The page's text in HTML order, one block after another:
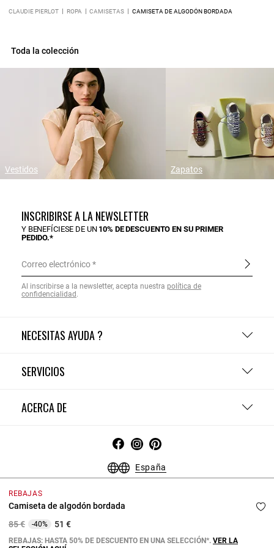
REBAJAS
Camiseta de algodón bordada
Price reduced from
85 €to-40% 51 €
REBAJAS: HASTA 50% DE DESCUENTO EN UNA SELECCIÓN*. VER LA
CLAUDIE PIERLOT ROPA CAMISETAS CAMISETA DE ALGODÓN BORDADA
Toda la colección
Vestidos Zapatos
NECESITAS AYUDA ?
SERVICIOS
ACERCA DE
INSCRIBIRSE A LA NEWSLETTER
Y BENEFÍCIESE DE UN 10% DE DESCUENTO EN SU PRIMER
PEDIDO.*
Correo electrónico
Al inscribirse a la newsletter, acepta nuestra política de
confidencialidad .
España
Condiciones Generales - Guía de compras
Política de Confidencialidad
Copyright © 2026 Claudie Pierlot. Todos los derechos reservados.